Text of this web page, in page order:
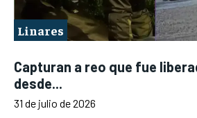
Linares
Capturan a reo que fue
desde...
31 de julio de 2026